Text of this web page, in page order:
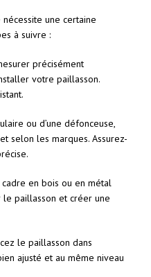
nécessite une certaine
à suivre :
précisément
votre paillasson.
ou d’une défonceuse,
selon les marques. Assurez-
en bois ou en métal
le paillasson et créer une
le paillasson dans
ajusté et au même niveau